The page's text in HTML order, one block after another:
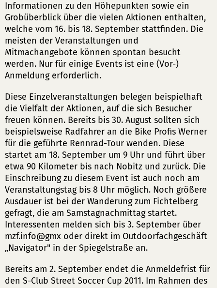
Informationen zu den Höhepunkten sowie ein
Grobüberblick über die vielen Aktionen enthalten,
welche vom 16. bis 18. September stattfinden. Die
meisten der Veranstaltungen und
Mitmachangebote können spontan besucht
werden. Nur für einige Events ist eine (Vor-)
Anmeldung erforderlich.
Diese Einzelveranstaltungen belegen beispielhaft
die Vielfalt der Aktionen, auf die sich Besucher
freuen können. Bereits bis 30. August sollten sich
beispielsweise Radfahrer an die Bike Profis Werner
für die geführte Rennrad-Tour wenden. Diese
startet am 18. September um 9 Uhr und führt über
etwa 90 Kilometer bis nach Nobitz und zurück. Die
Einschreibung zu diesem Event ist auch noch am
Veranstaltungstag bis 8 Uhr möglich. Noch größere
Ausdauer ist bei der Wanderung zum Fichtelberg
gefragt, die am Samstagnachmittag startet.
Interessenten melden sich bis 3. September über
mzf.info@gmx oder direkt im Outdoorfachgeschäft
„Navigator" in der Spiegelstraße an.
Bereits am 2. September endet die Anmeldefrist für
den S-Club Street Soccer Cup 2011. Im Rahmen des